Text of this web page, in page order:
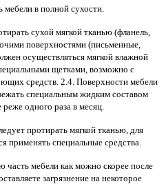
в полной сухости.
сухой мягкой тканью (фланель,
поверхностями (письменные,
осуществляться мягкой влажной
щетками, возможно с
средств. 2.4. Поверхности мебели
специальным жидким составом
одного раза в месяц.
протирать мягкой тканью, для
применять специальные средства.
часть мебели как можно скорее после
загрязнение на некоторое